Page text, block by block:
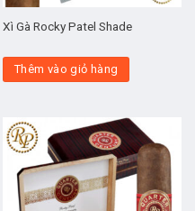
Xì Gà Rocky Patel Shade
Thêm vào giỏ hàng